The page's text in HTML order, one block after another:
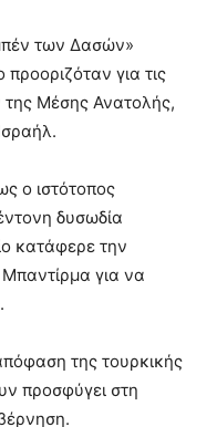
των Δασών»
για τις
Μέσης Ανατολής,
ο ιστότοπος
δυσωδία
κατάφερε την
Μπαντίρμα για να
της τουρκικής
προσφύγει στη